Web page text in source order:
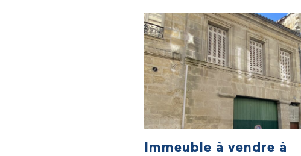
voiture, 7 minutes à pied), cet
immeuble est composé d'un
commerce en rez-de-chaussée et
de 3 logements dans les étages.Une
opération rare en centre bourg, qui
n'attend plus que vous !
Libourne pour laquelle inCité est
missionnée par la Ville et La Cali,
inCité propose à la vente 2
immeubles situés 76-78 rue
Gambetta, à réhabiliter selon une
programmation définie grâce à un
cahier des charges.
Immeuble à vendre à